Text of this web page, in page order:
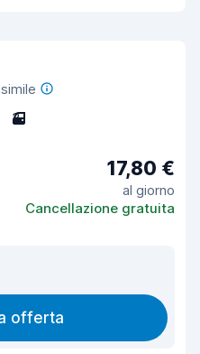
3
17,80 €
al giorno
Cancellazione gratuita
offerta